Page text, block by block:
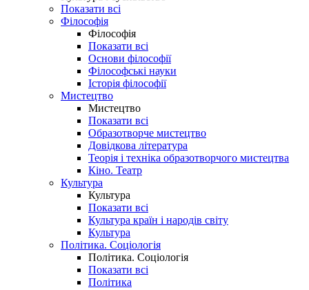
Показати всі
Філософія
Філософія
Показати всі
Основи філософії
Філософські науки
Історія філософії
Мистецтво
Мистецтво
Показати всі
Образотворче мистецтво
Довідкова література
Теорія і техніка образотворчого мистецтва
Кіно. Театр
Культура
Культура
Показати всі
Культура країн і народів світу
Культура
Політика. Соціологія
Політика. Соціологія
Показати всі
Політика